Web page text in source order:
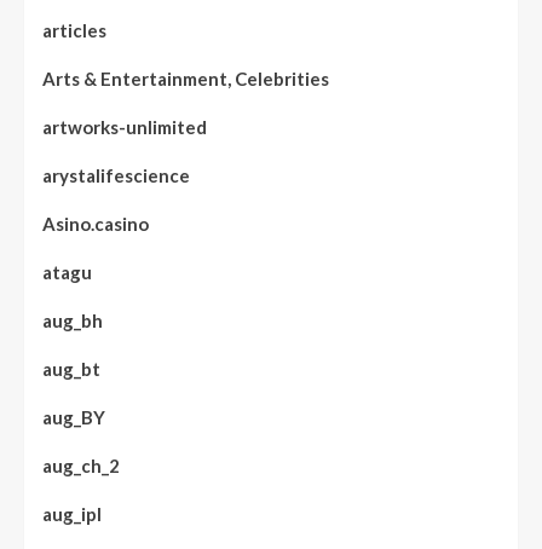
articles
Arts & Entertainment, Celebrities
artworks-unlimited
arystalifescience
Asino.casino
atagu
aug_bh
aug_bt
aug_BY
aug_ch_2
aug_ipl